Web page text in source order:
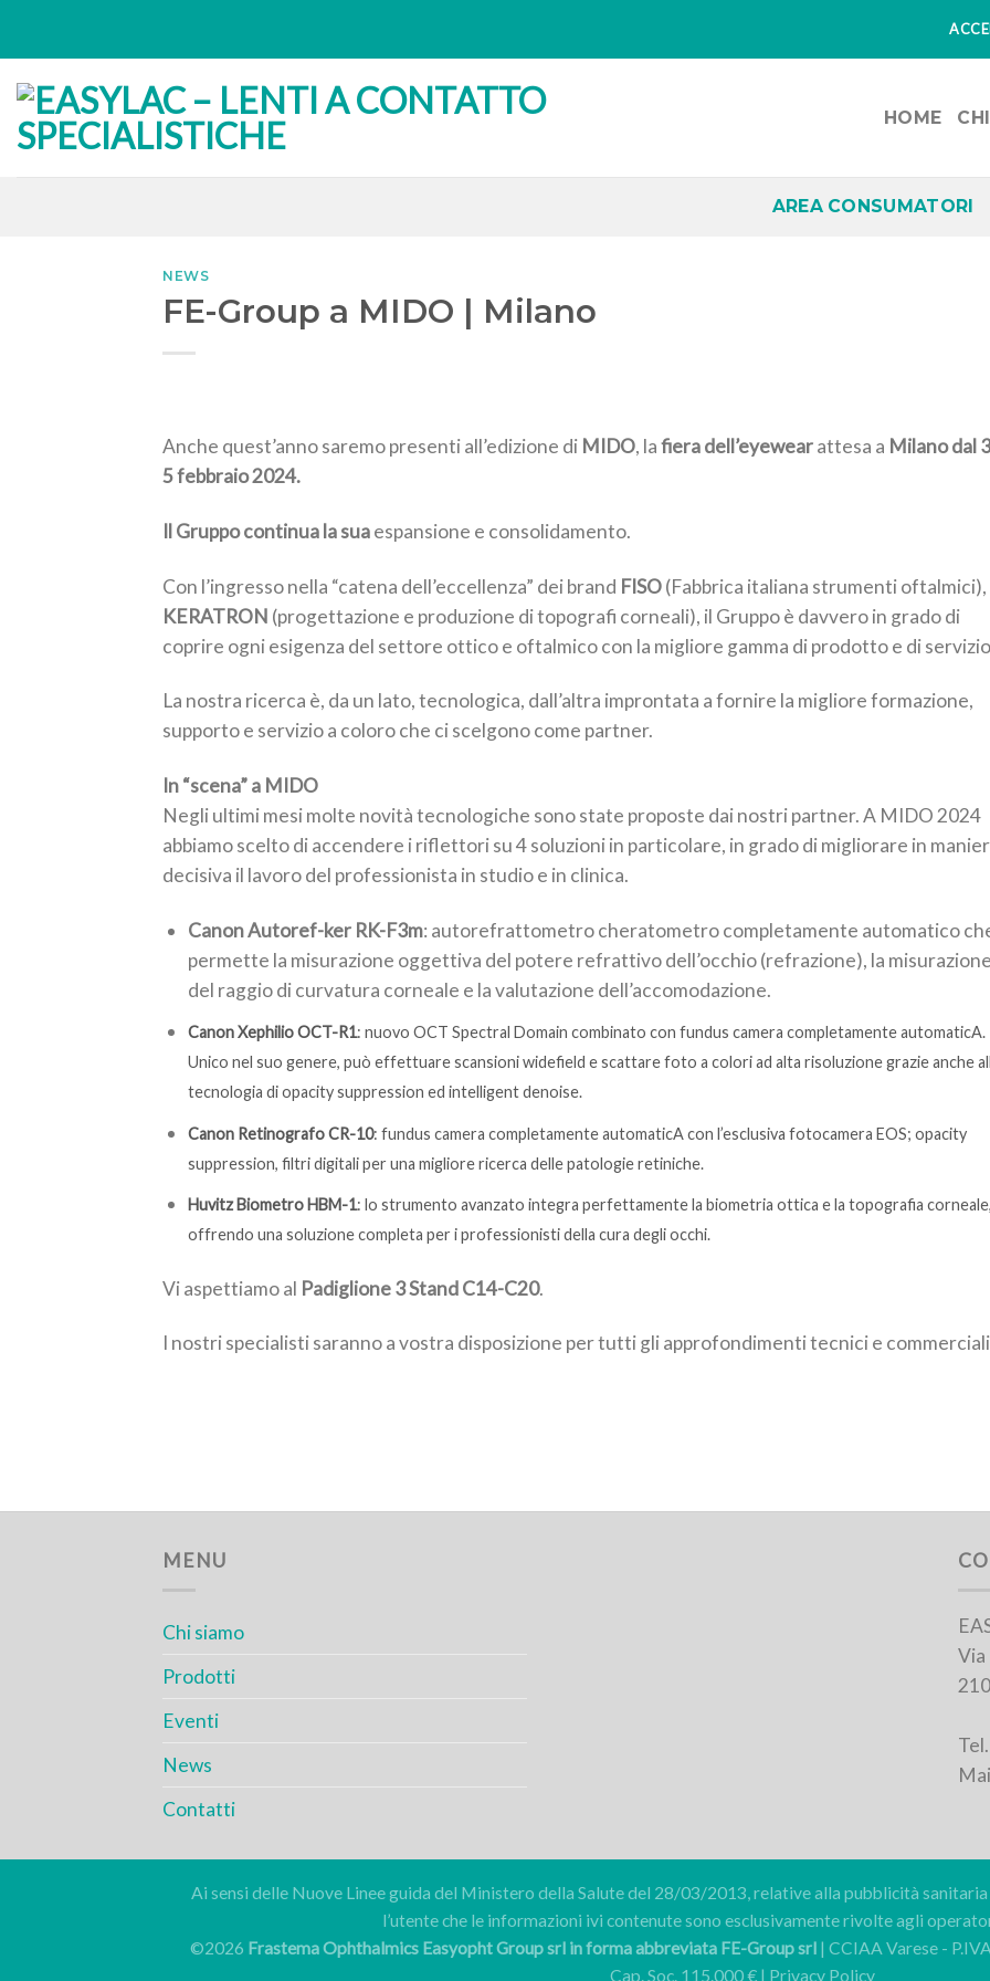
HOME
AREA CONSUMATORI
NEWS
FE-Group a MIDO | Milano
Anche quest’anno saremo presenti all’edizione di MIDO, lafiera dell’eyewearattesa a Milano dal
5 febbraio 2024.
Il Gruppo continua la suaespansione e consolidamento.
Con l’ingresso nella “catena dell’eccellenza” dei brand FISO(Fabbrica italiana strumenti oftalmici),
KERATRON (progettazione e produzione di topografi corneali), il Gruppo è davvero in grado di
coprire ogni esigenza del settore ottico e oftalmico con la migliore gamma di prodotto e di
La nostra ricerca è, da un lato, tecnologica, dall’altra improntata a fornire la migliore formazione,
supporto e servizio a coloro che ci scelgono come partner.
In “scena” a MIDO
Negli ultimi mesi molte novità tecnologiche sono state proposte dai nostri partner. A MIDO 2024
abbiamo scelto di accendere i riflettori su 4 soluzioni in particolare, in grado di migliorare in
decisiva il lavoro del professionista in studio e in clinica.
Canon Autoref-ker RK-F3m: autorefrattometro cheratometro completamente automatico
permette la misurazione oggettiva del potere refrattivo dell’occhio (refrazione), la misurazione
del raggio di curvatura corneale e la valutazione dell’accomodazione.
Canon Xephilio OCT-R1: nuovo OCT Spectral Domain combinato con fundus camera completamente automaticA.
Unico nel suo genere, può effettuare scansioni widefield e scattare foto a colori ad alta risoluzione grazie anche
tecnologia di opacity suppression ed intelligent denoise.
Canon Retinografo CR-10: fundus camera completamente automaticA con l’esclusiva fotocamera EOS; opacity
suppression, filtri digitali per una migliore ricerca delle patologie retiniche.
Huvitz Biometro HBM-1: lo strumento avanzato integra perfettamente la biometria ottica e la topografia corneale,
offrendo una soluzione completa per i professionisti della cura degli occhi.
Vi aspettiamo al Padiglione 3 Stand C14-C20.
I nostri specialisti saranno a vostra disposizione per tutti gli approfondimenti tecnici e
MENU
Chi siamo
Prodotti
Eventi
News
Contatti
Via
Ai sensi delle Nuove Linee guida del Ministero della Salute del 28/03/2013, relative alla pubblicità
l’utente che le informazioni ivi contenute sono esclusivamente rivolte agli
©2026 Frastema Ophthalmics Easyopht Group srl in forma abbreviata FE-Group srl| CCIAA Varese -
Cap. Soc. 115.000 € | Privacy Policy